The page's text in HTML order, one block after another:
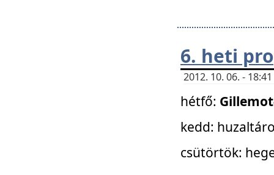
6. heti
2012. 10. 06. -
hétfő:
kedd:
csütörtök: